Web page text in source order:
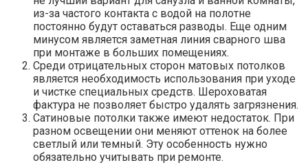
из-за частого контакта с водой на полотне
постоянно будут оставаться разводы. Еще одним
минусом является заметная линия сварного шва
при монтаже в больших помещениях.
Среди отрицательных сторон матовых потолков
является необходимость использования при уходе
и чистке специальных средств. Шероховатая
фактура не позволяет быстро удалять загрязнения.
Сатиновые потолки также имеют недостаток. При
разном освещении они меняют оттенок на более
светлый или темный. Эту особенность нужно
обязательно учитывать при ремонте.